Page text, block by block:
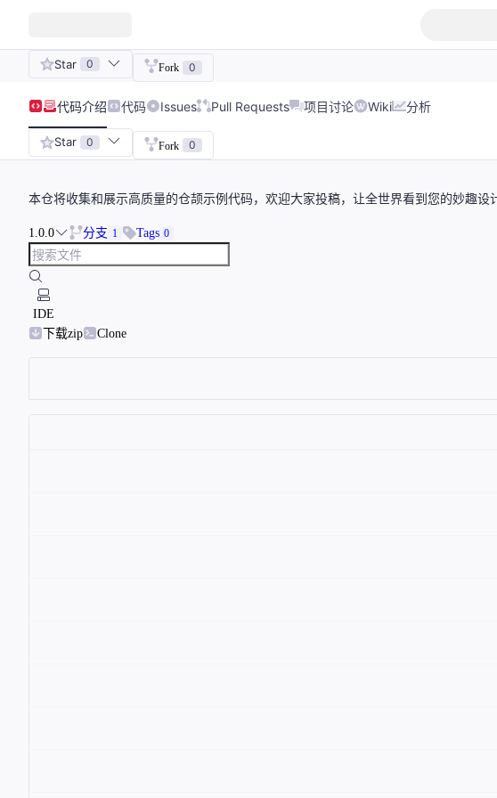
Star 0 Fork 0
代码介绍 代码 Issues Pull Requests 项目讨论 Wiki 分析
Star 0 Fork 0
本仓将收集和展示高质量的仓颉示例代码，欢迎大家投稿，让全世界看到您的妙趣设
1.0.0 分支 1 Tags 0
IDE
下载zip
Clone